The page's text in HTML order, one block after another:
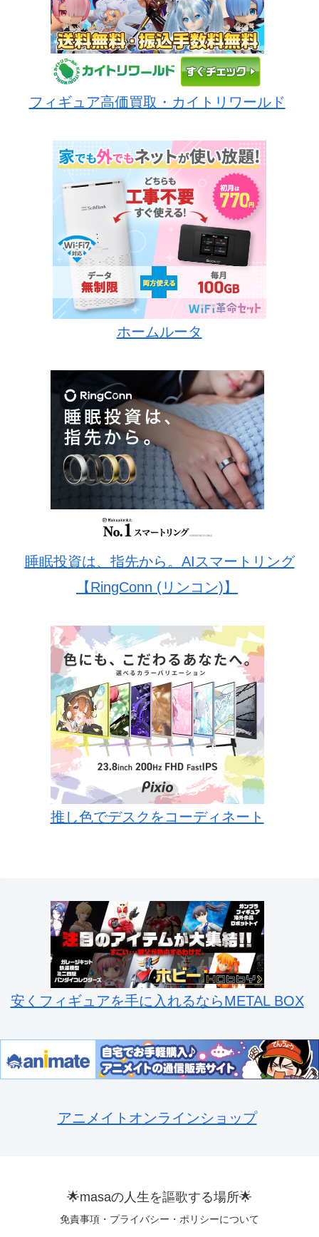
フィギュア高価買取・カイトリワールド
ホームルータ
睡眠投資は、指先から。AIスマートリング
【RingConn (リンコン)】
推し色でデスクをコーディネート
安くフィギュアを手に入れるならMETAL BOX
アニメイトオンラインショップ
🌟masaの人生を謳歌する場所🌟
免責事項・プライバシー・ポリシーについて